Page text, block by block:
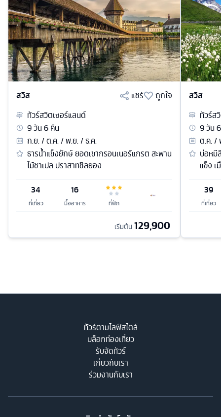
สวิส แชร์
ถูกใจ
ทัวร์สวิตเซอร์แลนด์
9วัน6คืน
ก.ย. / ต.ค. / พ.ย. / ธ.ค.
ธารน้ำแข็งยักษ์ ยอดเขากรอนเนอร์แกรต สะพาน
ไม้ชาเปล ปราสาทชิลยอง
34
ที่เที่ยว
16
มื้ออาหาร ที่พัก
เริ่มต้น 129,900
สวิส
ทัวร์ส
9วัน6
ต.ค. /
บ่อหมี
แข็ง
39
ที่เที่ยว
ทัวร์ตามไลฟ์สไตล์
บล็อกท่องเที่ยว
รับจัดทัวร์
เกี่ยวกับเรา
ร่วมงานกับเรา